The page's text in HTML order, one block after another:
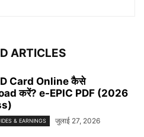
ARTICLES
Card Online कैसे
करें? e-EPIC PDF (2026
& EARNINGS जुलाई 27, 2026